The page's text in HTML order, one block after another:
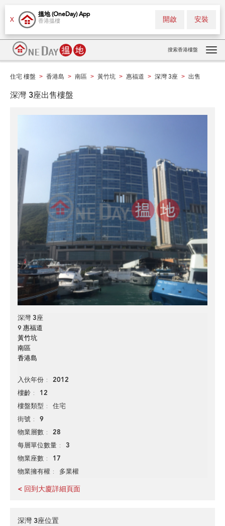
X
搵地 (OneDay) App
香港搵樓 安裝
開啟
搜索香港樓盤
住宅 樓盤 > 香港島 > 南區 > 黃竹坑 > 惠福道 > 深灣 3座 > 出售
深灣 3座出售樓盤
深灣 3座
9 惠福道
黃竹坑
南區
香港島
入伙年份 2012
樓齡 12
樓盤類型 住宅
街號 9
物業層數 28
每層單位數量 3
物業座數 17
物業擁有權 多業權
< 回到大廈詳細頁面
深灣 3座位置